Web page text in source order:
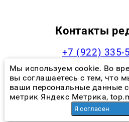
Контакты
+7 (922) 335-
Наша
Мы используем cookie. Во
вы соглашаетесь с тем, что
ваши персональные данные
метрик Яндекс Метрика,
Я согласен